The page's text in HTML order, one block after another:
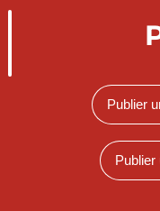
Publier
Publier